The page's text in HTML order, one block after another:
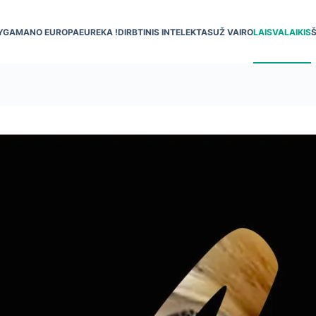
MANO EUROPAEUREKA !DIRBTINIS INTELEKTASUŽ VAIROLAISVALAIKIS